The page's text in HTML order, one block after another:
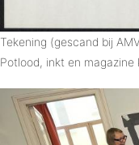
Tekening (gescand bij
Potlood, inkt en magazine